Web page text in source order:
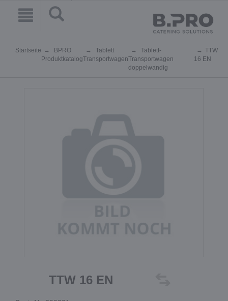
Startseite
BPRO
Produktkatalog
Tablett
Transportwagen
Tablett-
Transportwagen
doppelwandig
TTW
16 EN
TTW 16 EN